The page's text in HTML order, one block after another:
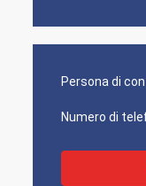
Persona di
Numero di